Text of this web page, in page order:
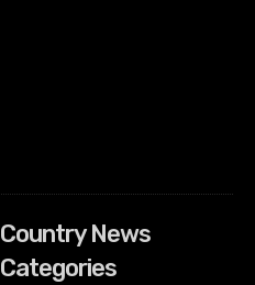
Country News
Categories